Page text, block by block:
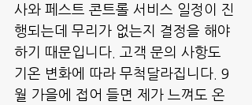
사와 페스트 콘트롤 서비스 일정이 진
행되는데 무리가 없는지 결정을 해야
하기 때문입니다. 고객 문의 사항도
기온 변화에 따라 무척달라집니다. 9
월 가을에 접어 들면 제가 느껴도 온